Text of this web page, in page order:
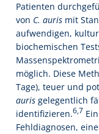
Patienten
von C. auris mit
aufwendigen,
biochemischen
möglich. Diese
Tage), teuer und
auris gelegentlich
identifizieren.6,7
Fehldiagnosen,